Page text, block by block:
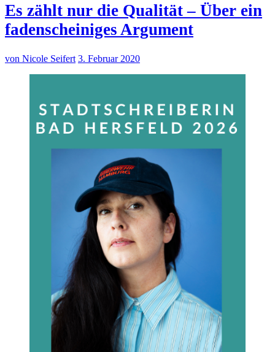
Es zählt nur die Qualität – Über ein
fadenscheiniges Argument
von Nicole Seifert 3. Februar 2020